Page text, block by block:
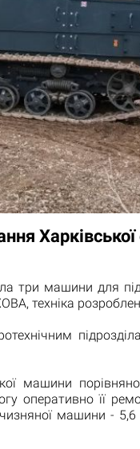
Харківської
три машини для
техніка
машини
оперативно її
машини -